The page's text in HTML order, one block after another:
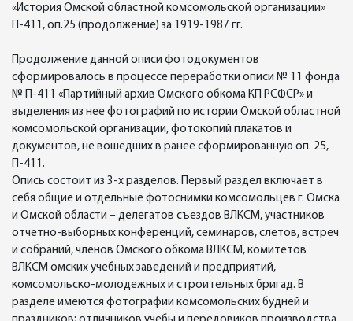
«История Омской областной комсомольской организации»
П-411, оп.25 (продолжение) за 1919-1987 гг.
Продолжение данной описи фотодокументов
сформировалось в процессе переработки описи № 11 фонда
№ П-411 «Партийный архив Омского обкома КП РСФСР» и
выделения из нее фотографий по истории Омской областной
комсомольской организации, фотокопий плакатов и
документов, не вошедших в ранее сформированную оп. 25,
П-411.
Опись состоит из 3-х разделов. Первый раздел включает в
себя общие и отдельные фотоснимки комсомольцев г. Омска
и Омской области – делегатов съездов ВЛКСМ, участников
отчетно-выборных конференций, семинаров, слетов, встреч
и собраний, членов Омского обкома ВЛКСМ, комитетов
ВЛКСМ омских учебных заведений и предприятий,
комсомольско-молодежных и строительных бригад. В
разделе имеются фотографии комсомольских будней и